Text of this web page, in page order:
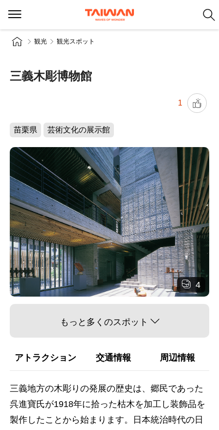
観光 観光スポット
三義木彫博物館
1
苗栗県 芸術文化の展示館
4
もっと多くのスポット
アトラクション 交通情報 周辺情報
三義地方の木彫りの発展の歴史は、郷民であった
呉進寶氏が1918年に拾った枯木を加工し装飾品を
製作したことから始まります。日本統治時代の日